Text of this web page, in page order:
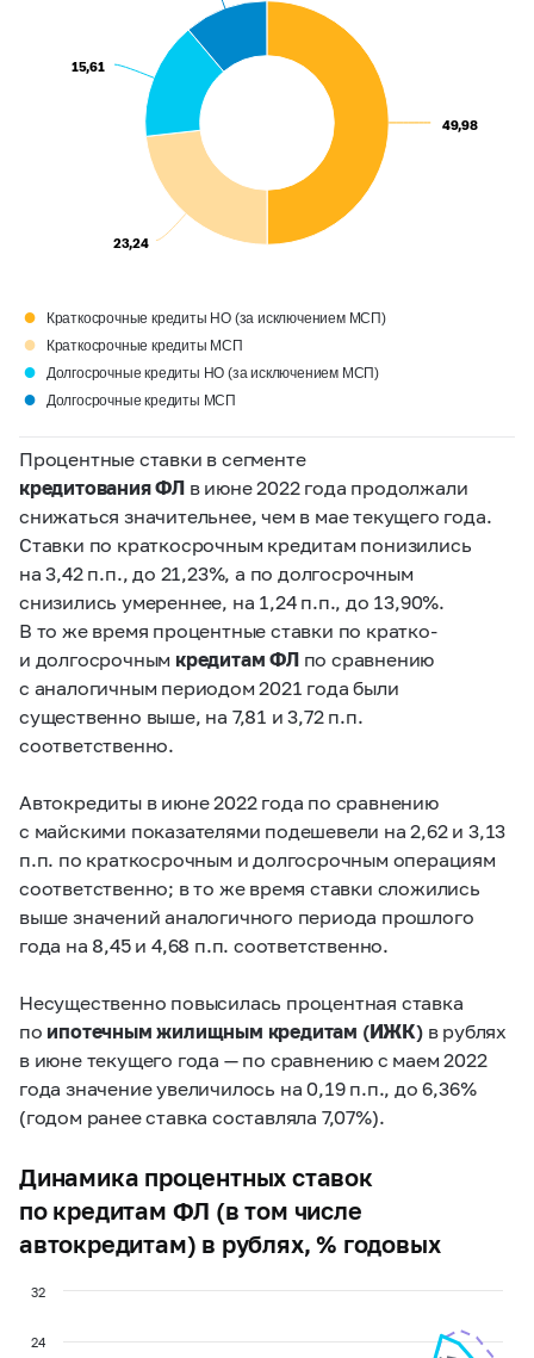
49,98
49,98
23,24
23,24
15,61
15,61
● Краткосрочные кредиты НО (за исключением МСП)
● Краткосрочные кредиты МСП
● Долгосрочные кредиты НО (за исключением МСП)
● Долгосрочные кредиты МСП
Процентные ставки в сегменте
кредитования ФЛ в июне 2022 года продолжали
снижаться значительнее, чем в мае текущего года.
Ставки по краткосрочным кредитам понизились
на 3,42 п.п., до 21,23%, а по долгосрочным
снизились умереннее, на 1,24 п.п., до 13,90%.
В то же время процентные ставки по кратко-
и долгосрочным кредитам ФЛпо сравнению
с аналогичным периодом 2021 года были
существенно выше, на 7,81 и 3,72 п.п.
соответственно.
Автокредиты в июне 2022 года по сравнению
с майскими показателями подешевели на 2,62 и 3,13
п.п. по краткосрочным и долгосрочным операциям
соответственно; в то же время ставки сложились
выше значений аналогичного периода прошлого
года на 8,45 и 4,68 п.п. соответственно.
Несущественно повысилась процентная ставка
по ипотечным жилищным кредитам (ИЖК)в рублях
в июне текущего года — по сравнению с маем 2022
года значение увеличилось на 0,19 п.п., до 6,36%
(годом ранее ставка составляла 7,07%).
Динамика процентных ставок
по кредитам ФЛ (в том числе
автокредитам) в рублях, % годовых
24
32